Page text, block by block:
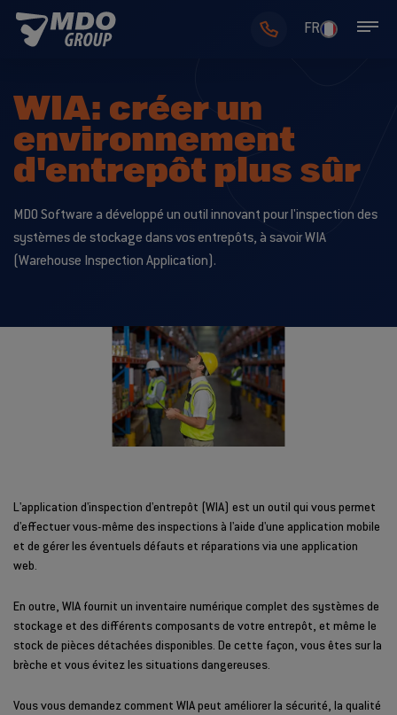
FR
WIA: créer un
environnement
d'entrepôt plus sûr
MDO Software a développé un outil innovant pour l'inspection des
systèmes de stockage dans vos entrepôts, à savoir WIA
(Warehouse Inspection Application).
L'application d'inspection d'entrepôt (WIA) est un outil qui vous permet
d'effectuer vous-même des inspections à l'aide d'une application mobile
et de gérer les éventuels défauts et réparations via une application
web.
En outre, WIA fournit un inventaire numérique complet des systèmes de
stockage et des différents composants de votre entrepôt, et même le
stock de pièces détachées disponibles. De cette façon, vous êtes sur la
brèche et vous évitez les situations dangereuses.
Vous vous demandez comment WIA peut améliorer la sécurité, la qualité